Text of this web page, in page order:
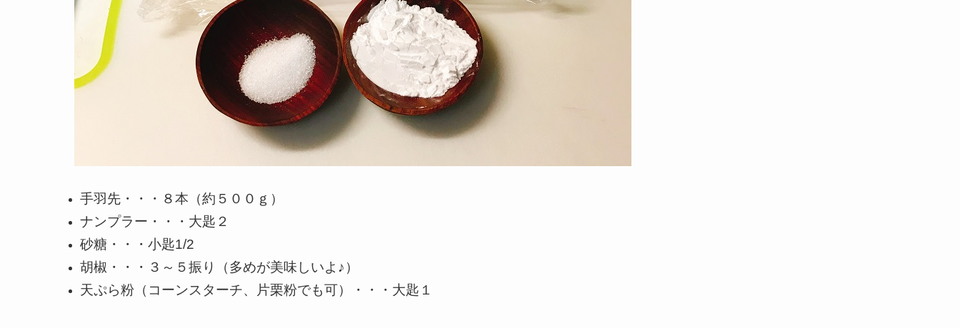
手羽先・・・８本（約５００ｇ）
ナンプラー・・・大匙２
砂糖・・・小匙1/2
胡椒・・・３～５振り（多めが美味しいよ♪）
天ぷら粉（コーンスターチ、片栗粉でも可）・・・大匙１